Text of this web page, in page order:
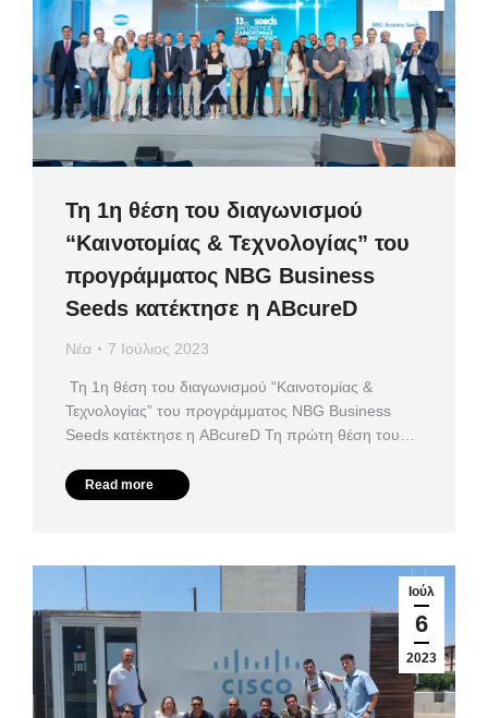
Τη 1η θέση του διαγωνισμού
“Καινοτομίας & Τεχνολογίας” του
προγράμματος NBG Business
Seeds κατέκτησε η ABcureD
Νέα 7 Ιούλιος 2023
Τη 1η θέση του διαγωνισμού “Καινοτομίας &
Τεχνολογίας” του προγράμματος NBG Business
Seeds κατέκτησε η ABcureD Τη πρώτη θέση του…
Read more
Ιούλ
6
2023